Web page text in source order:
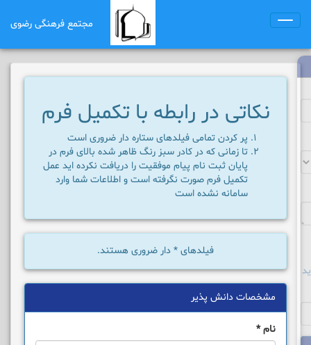
Toggle
مجتمع فرهنگی رضوی
نکاتی در رابطه با تکمیل فرم
پر کردن تمامی فیلدهای ستاره دار ضروری است
تا زمانی که در کادر سبز رنگ ظاهر شده بالای فرم در
پایان ثبت نام پیام موفقیت را دریافت نکرده اید عمل
تکمیل فرم صورت نگرفته است و اطلاعات شما وارد
سامانه نشده است
فیلدهای * دار ضروری هستند.
مشخصات دانش پذیر
نام*